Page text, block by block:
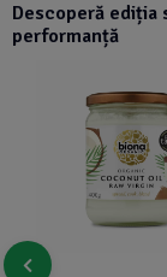
Descoperă ediția
performanță